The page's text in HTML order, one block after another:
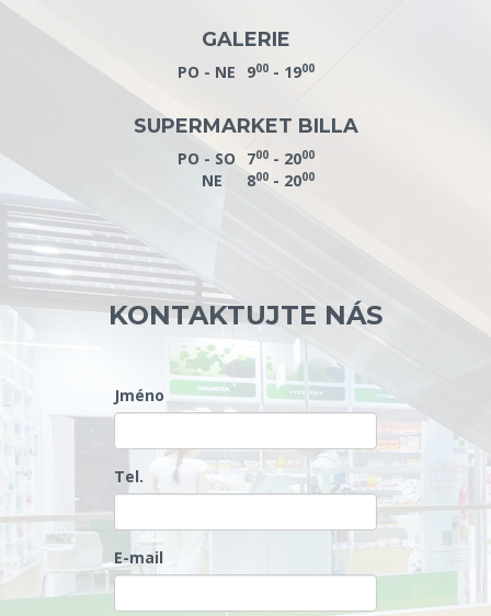
GALERIE
PO - NE 900- 1900
SUPERMARKET BILLA
PO - SO 700- 2000
NE 800- 2000
KONTAKTUJTE NÁS
Jméno
Tel.
E-mail